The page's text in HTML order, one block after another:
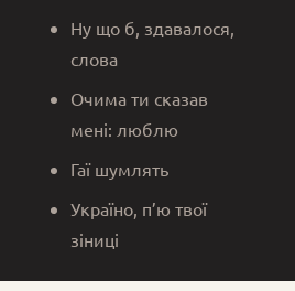
Ну що б, здавалося,
слова
Очима ти сказав
мені: люблю
Гаї шумлять
Україно, п’ю твої
зіниці